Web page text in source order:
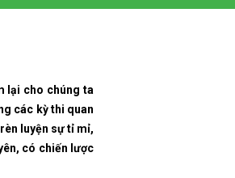
lại cho chúng ta
các kỳ thi quan
luyện sự tỉ mỉ,
có chiến lược